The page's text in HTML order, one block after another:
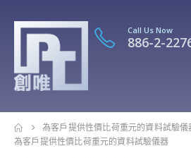
Call Us Now
886-2-
為客戶提供性價比荷重元的資料試驗儀
為客戶提供性價比荷重元的資料試驗儀器